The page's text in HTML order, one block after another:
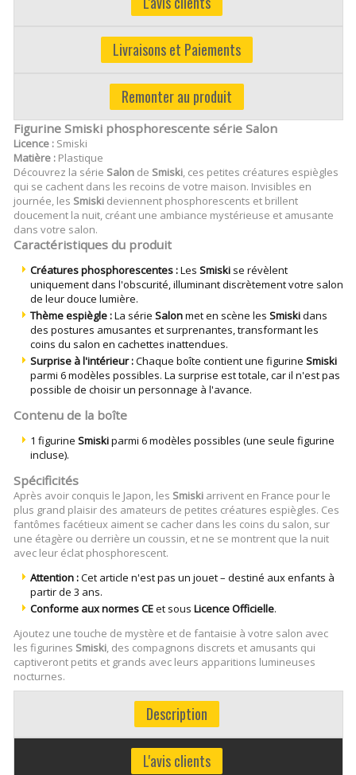
Livraisons et Paiements
Remonter au produit
Figurine Smiski phosphorescente série Salon
Licence : Smiski
Matière : Plastique
Découvrez la série Salon de Smiski, ces petites créatures espiègles
qui se cachent dans les recoins de votre maison. Invisibles en
journée, les Smiski deviennent phosphorescents et brillent
doucement la nuit, créant une ambiance mystérieuse et amusante
dans votre salon.
Caractéristiques du produit
Créatures phosphorescentes :LesSmiski se révèlent
uniquement dans l'obscurité, illuminant discrètement votre salon
de leur douce lumière.
Thème espiègle :La sérieSalonmet en scène lesSmiskidans
des postures amusantes et surprenantes, transformant les
coins du salon en cachettes inattendues.
Surprise à l'intérieur :Chaque boîte contient une figurineSmiski
parmi 6 modèles possibles. La surprise est totale, car il n'est pas
possible de choisir un personnage à l'avance.
Contenu de la boîte
1 figurineSmiskiparmi 6 modèles possibles (une seule figurine
incluse).
Spécificités
Après avoir conquis le Japon, les Smiski arrivent en France pour le
plus grand plaisir des amateurs de petites créatures espiègles. Ces
fantômes facétieux aiment se cacher dans les coins du salon, sur
une étagère ou derrière un coussin, et ne se montrent que la nuit
avec leur éclat phosphorescent.
Attention :Cet article n'est pas un jouet – destiné aux enfants à
partir de 3 ans.
Conforme aux normes CEet sousLicence Officielle.
Ajoutez une touche de mystère et de fantaisie à votre salon avec
les figurines Smiski, des compagnons discrets et amusants qui
captiveront petits et grands avec leurs apparitions lumineuses
nocturnes.
Description
L'avis clients